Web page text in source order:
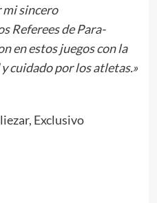
mi sincero
Referees de Para-
en estos juegos con la
cuidado por los atletas.»
Exclusivo